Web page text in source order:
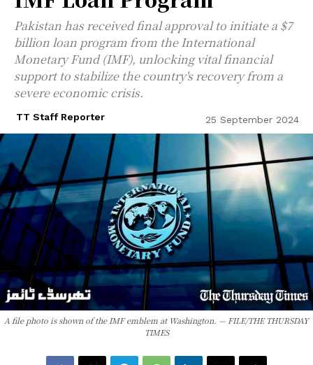
Pakistan has received final approval to initiate a $7
billion loan program from the International
Monetary Fund (IMF), unlocking vital financial
support to stabilize the country's recovery from a
severe economic crisis.
25 September 2024
TT Staff Reporter
A file photo is shown of the IMF emblem at Washington. — FILE/THE THURSDAY
TIMES